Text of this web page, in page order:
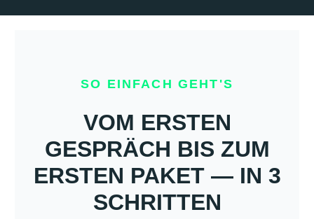
SO EINFACH GEHT'S
VOM ERSTEN
GESPRÄCH BIS ZUM
ERSTEN PAKET — IN 3
SCHRITTEN